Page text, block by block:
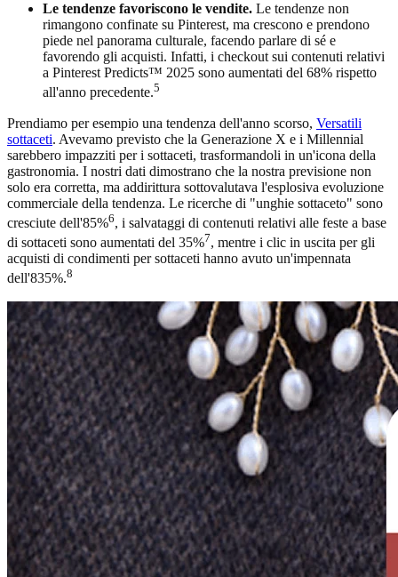
Le tendenze favoriscono le vendite. Le tendenze non
rimangono confinate su Pinterest, ma crescono e prendono
piede nel panorama culturale, facendo parlare di sé e
favorendo gli acquisti. Infatti, i checkout sui contenuti relativi
a Pinterest Predicts™ 2025 sono aumentati del 68% rispetto
all'anno precedente.5
Prendiamo per esempio una tendenza dell'anno scorso, Versatili
sottaceti. Avevamo previsto che la Generazione X e i Millennial
sarebbero impazziti per i sottaceti, trasformandoli in un'icona della
gastronomia. I nostri dati dimostrano che la nostra previsione non
solo era corretta, ma addirittura sottovalutava l'esplosiva evoluzione
commerciale della tendenza. Le ricerche di "unghie sottaceto" sono
cresciute dell'85%6, i salvataggi di contenuti relativi alle feste a base
di sottaceti sono aumentati del 35%7, mentre i clic in uscita per gli
acquisti di condimenti per sottaceti hanno avuto un'impennata
dell'835%.8